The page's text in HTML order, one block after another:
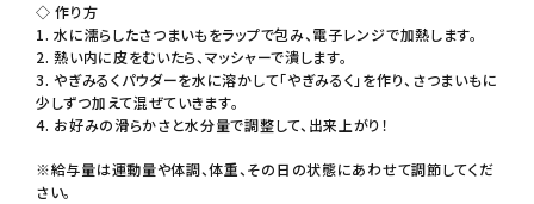
◇ 作り方
1. 水に濡らしたさつまいもをラップで包み、電子レンジで加熱します。
2. 熱い内に皮をむいたら、マッシャーで潰します。
3. やぎみるくパウダーを水に溶かして「やぎみるく」を作り、さつまいもに
少しずつ加えて混ぜていきます。
4. お好みの滑らかさと水分量で調整して、出来上がり！
※給与量は運動量や体調、体重、その日の状態にあわせて調節してくだ
さい。